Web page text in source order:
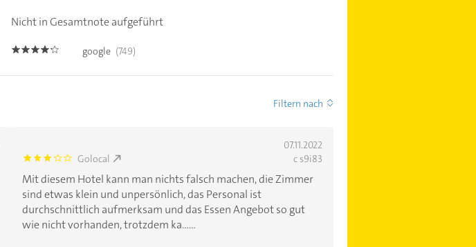
Nicht in Gesamtnote aufgeführt
4.1 google (749)
Filtern nach
07.11.2022
3.0 Golocal c s9i83
Mit diesem Hotel kann man nichts falsch machen, die Zimmer
sind etwas klein und unpersönlich, das Personal ist
durchschnittlich aufmerksam und das Essen Angebot so gut
wie nicht vorhanden, trotzdem ka......